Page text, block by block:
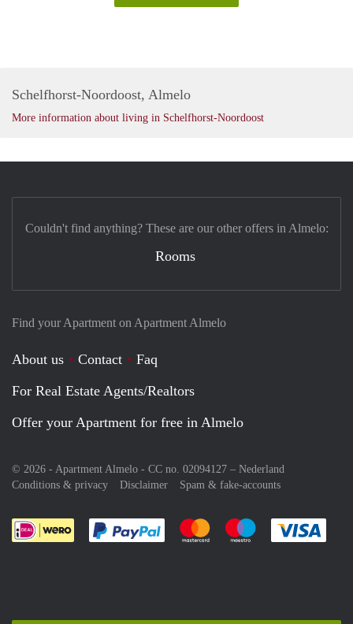
Schelfhorst-Noordoost, Almelo
More information about living in Schelfhorst-Noordoost
Find your Apartment on Apartment Almelo
About us Contact
Faq
For Real Estate Agents/Realtors
Offer your Apartment for free in Almelo
© 2026 - Apartment Almelo - CC no. 02094127 – Nederland
Conditions & privacy
Disclaimer Spam & fake-accounts
Pay easily with :payment method
Pay easily with :payment
Pay easily with
Couldn't find anything? These are our other offers in Almelo:
Rooms